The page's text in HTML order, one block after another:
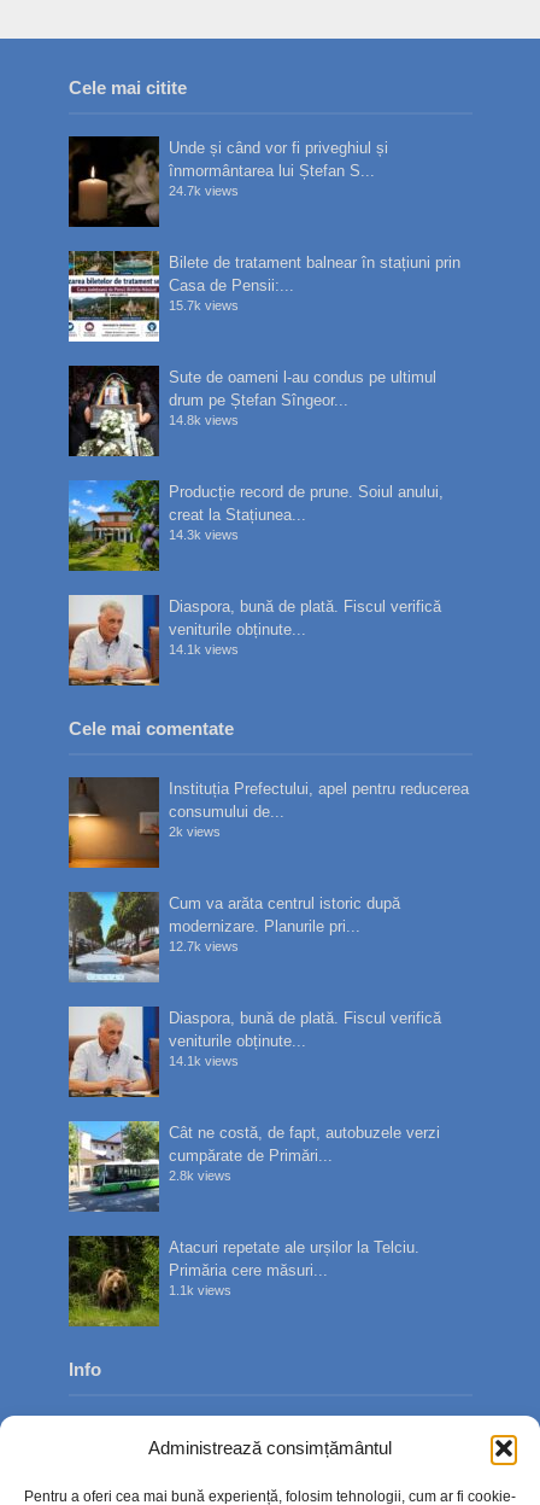
Administrează consimțământul
Pentru a oferi cea mai bună experiență, folosim tehnologii, cum ar fi cookie-
Cele mai citite
Unde și când vor fi priveghiul și
înmormântarea lui Ștefan S...
24.7k views
Bilete de tratament balnear în stațiuni prin
Casa de Pensii:...
15.7k views
Sute de oameni l-au condus pe ultimul
drum pe Ștefan Sîngeor...
14.8k views
Producție record de prune. Soiul anului,
creat la Stațiunea...
14.3k views
Diaspora, bună de plată. Fiscul verifică
veniturile obținute...
14.1k views
Cele mai comentate
Instituția Prefectului, apel pentru reducerea
consumului de...
2k views
Cum va arăta centrul istoric după
modernizare. Planurile pri...
12.7k views
Diaspora, bună de plată. Fiscul verifică
veniturile obținute...
14.1k views
Cât ne costă, de fapt, autobuzele verzi
cumpărate de Primări...
2.8k views
Atacuri repetate ale urșilor la Telciu.
Primăria cere măsuri...
1.1k views
Info